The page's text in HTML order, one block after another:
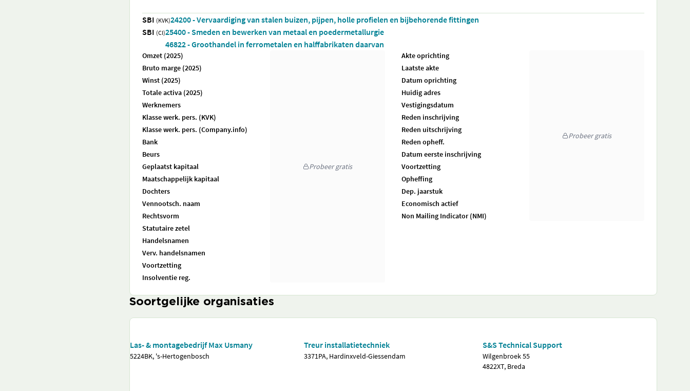
SBI (KVK)24200 - Vervaardiging van stalen buizen, pijpen, holle profielen en bijbehorende fittingen
SBI (CI)25400 - Smeden en bewerken van metaal en poedermetallurgie
46822 - Groothandel in ferrometalen en halffabrikaten daarvan
Omzet (2025)
Bruto marge (2025)
Winst (2025)
Totale activa (2025)
Werknemers
Klasse werk. pers. (KVK)
Klasse werk. pers. (Company.info)
Bank
Beurs
Geplaatst kapitaal
Maatschappelijk kapitaal
Dochters
Vennootsch. naam
Rechtsvorm
Statutaire zetel
Handelsnamen
Verv. handelsnamen
Voortzetting
Insolventie reg.
Probeer gratis
Akte oprichting
Laatste akte
Datum oprichting
Huidig adres
Vestigingsdatum
Reden inschrijving
Reden uitschrijving
Reden opheff.
Datum eerste inschrijving
Voortzetting
Opheffing
Dep. jaarstuk
Economisch actief
Non Mailing Indicator (NMI)
Probeer gratis
Soortgelijke organisaties
Las- & montagebedrijf Max Usmany
5224BK, 's-Hertogenbosch
Treur installatietechniek
3371PA, Hardinxveld-Giessendam
S&S Technical Support
Wilgenbroek 55
4822XT, Breda